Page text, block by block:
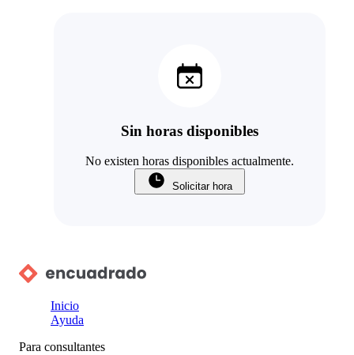
Sin horas disponibles
No existen horas disponibles actualmente.
Solicitar hora
Inicio
Ayuda
Para consultantes